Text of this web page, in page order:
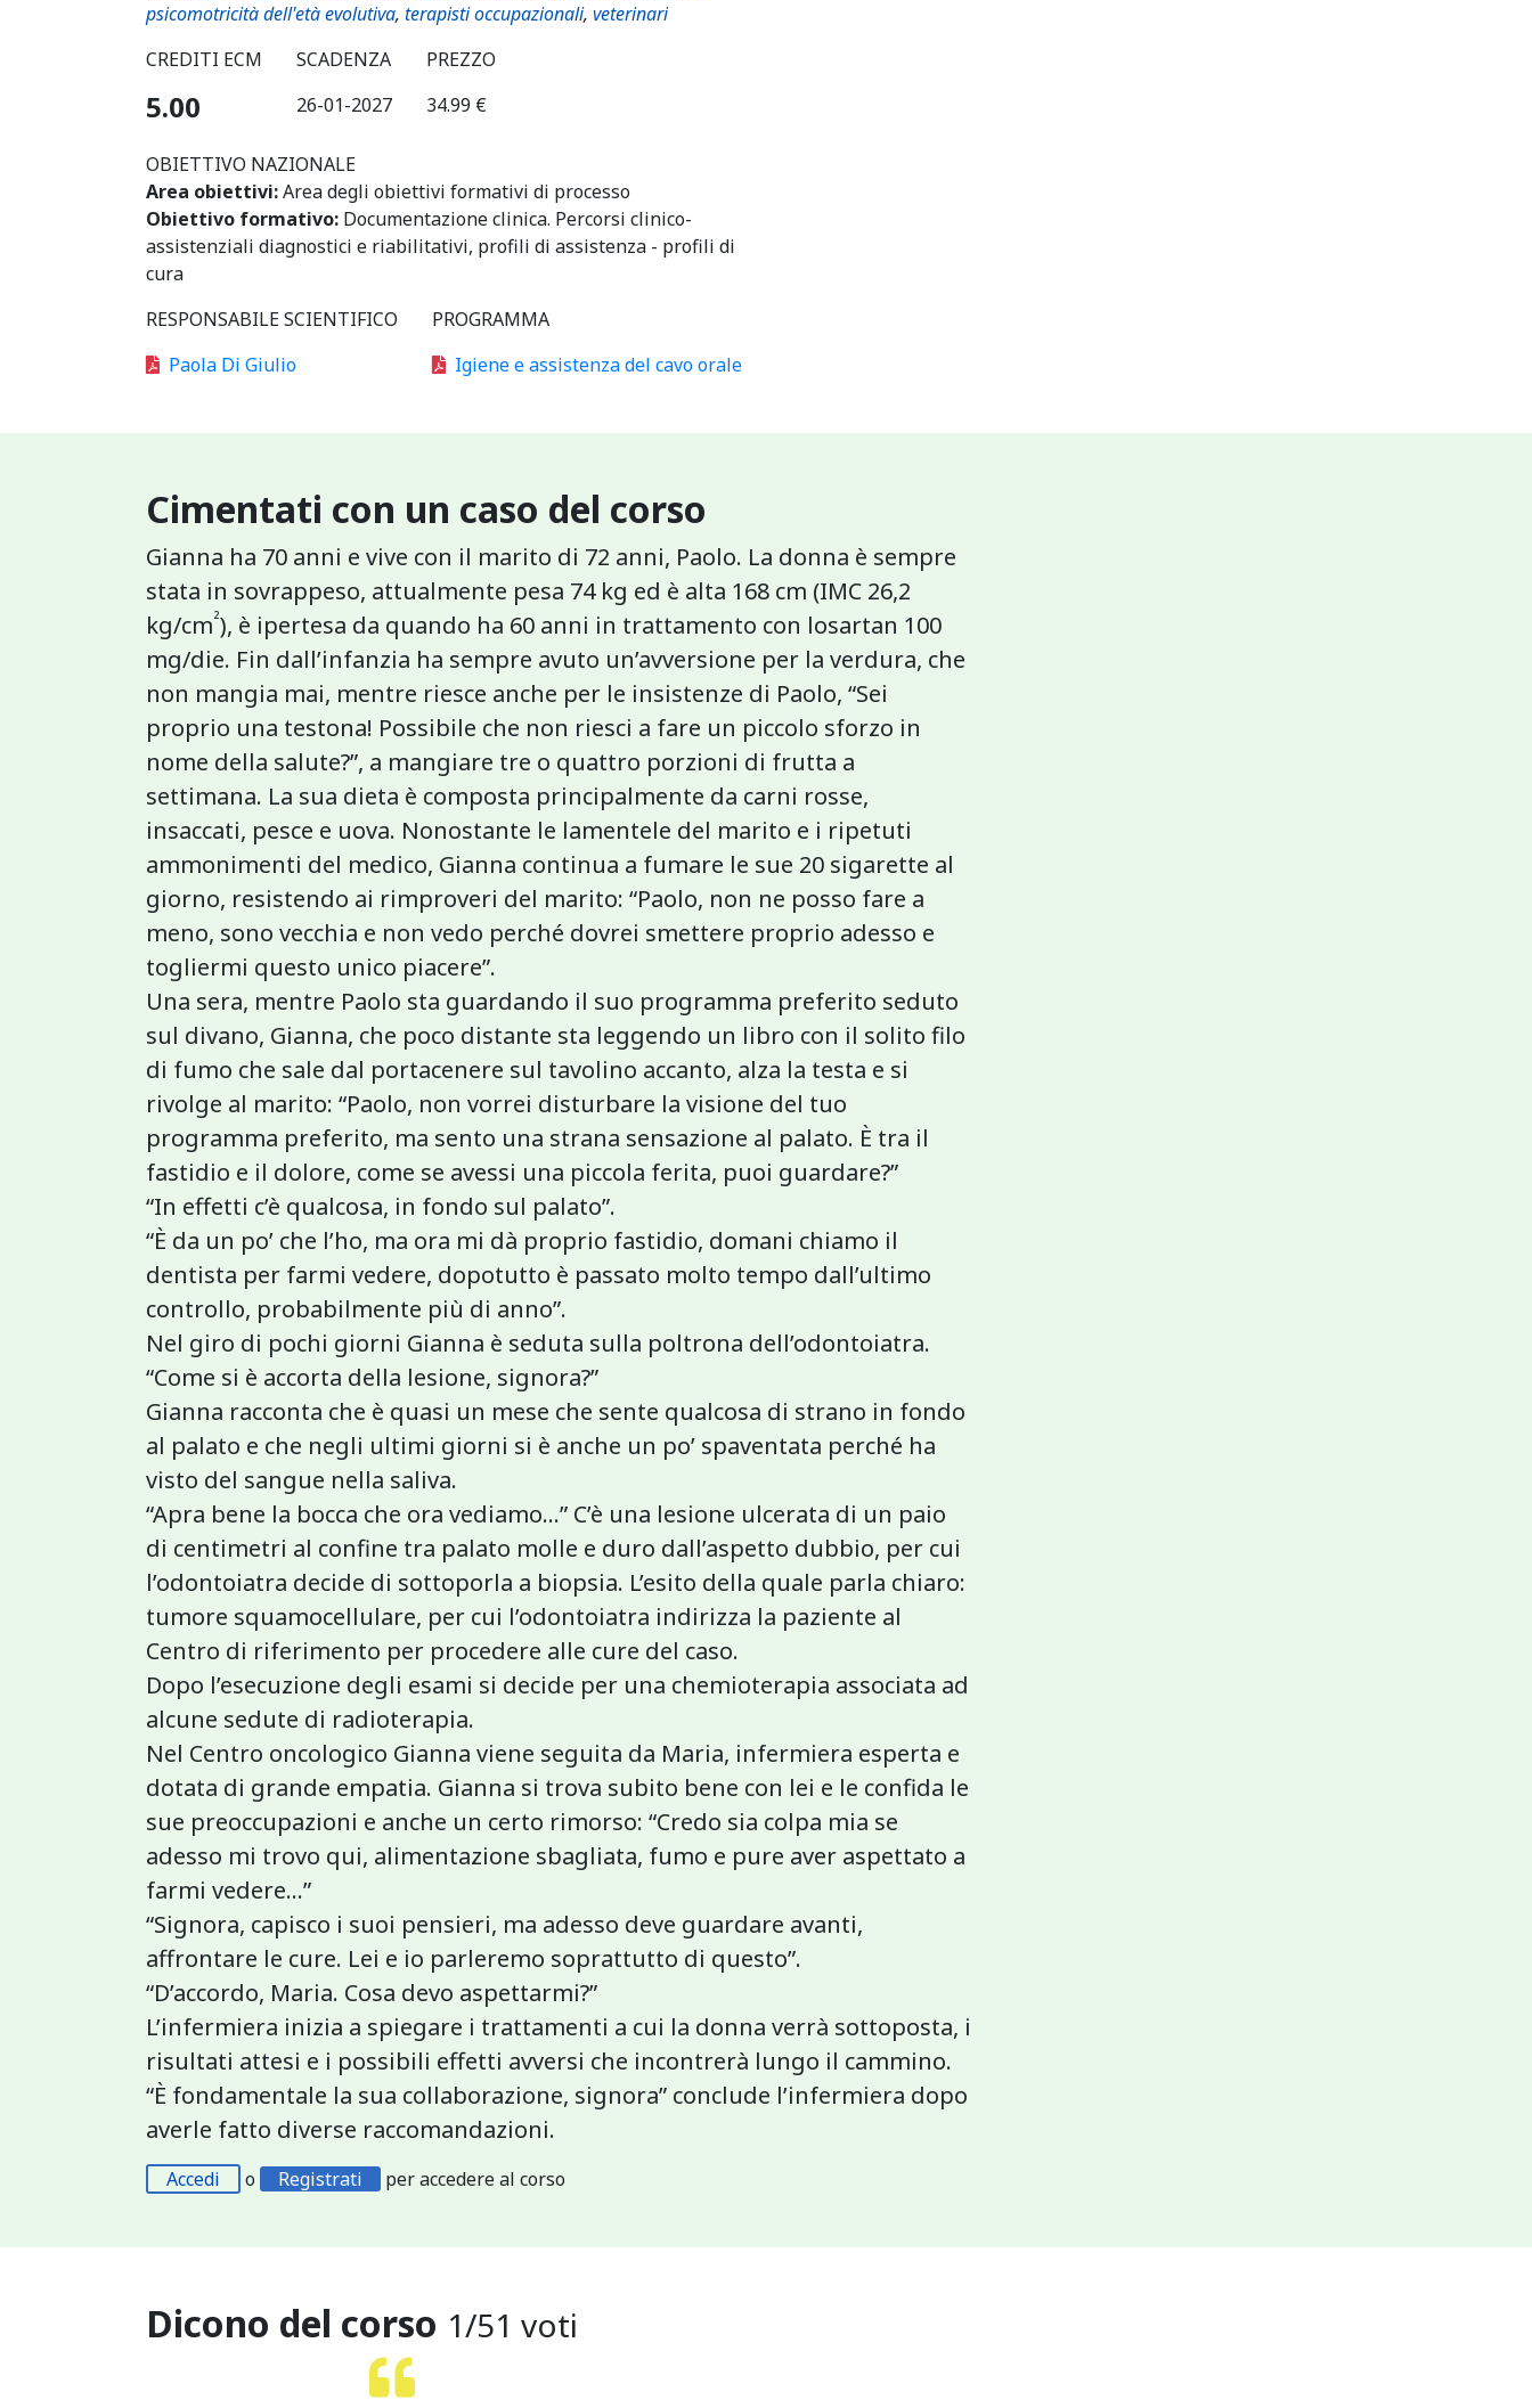
psicomotricità dell'età evolutiva, terapisti occupazionali, veterinari
CREDITI ECM
5.00
SCADENZA
26-01-2027
PREZZO
34.99 €
OBIETTIVO NAZIONALE
Area obiettivi:Area degli obiettivi formativi di processo
Obiettivo formativo: Documentazione clinica. Percorsi clinico-
assistenziali diagnostici e riabilitativi, profili di assistenza - profili di
cura
RESPONSABILE SCIENTIFICO
Paola Di Giulio
PROGRAMMA
Igiene e assistenza del cavo orale
Cimentati con un caso del corso
Gianna ha 70 anni e vive con il marito di 72 anni, Paolo. La donna è sempre
stata in sovrappeso, attualmente pesa 74 kg ed è alta 168 cm (IMC 26,2
kg/cm²), è ipertesa da quando ha 60 anni in trattamento con losartan 100
mg/die. Fin dall’infanzia ha sempre avuto un’avversione per la verdura, che
non mangia mai, mentre riesce anche per le insistenze di Paolo, “Sei
proprio una testona! Possibile che non riesci a fare un piccolo sforzo in
nome della salute?”, a mangiare tre o quattro porzioni di frutta a
settimana. La sua dieta è composta principalmente da carni rosse,
insaccati, pesce e uova. Nonostante le lamentele del marito e i ripetuti
ammonimenti del medico, Gianna continua a fumare le sue 20 sigarette al
giorno, resistendo ai rimproveri del marito: “Paolo, non ne posso fare a
meno, sono vecchia e non vedo perché dovrei smettere proprio adesso e
togliermi questo unico piacere”.
Una sera, mentre Paolo sta guardando il suo programma preferito seduto
sul divano, Gianna, che poco distante sta leggendo un libro con il solito filo
di fumo che sale dal portacenere sul tavolino accanto, alza la testa e si
rivolge al marito: “Paolo, non vorrei disturbare la visione del tuo
programma preferito, ma sento una strana sensazione al palato. È tra il
fastidio e il dolore, come se avessi una piccola ferita, puoi guardare?”
“In effetti c’è qualcosa, in fondo sul palato”.
“È da un po’ che l’ho, ma ora mi dà proprio fastidio, domani chiamo il
dentista per farmi vedere, dopotutto è passato molto tempo dall’ultimo
controllo, probabilmente più di anno”.
Nel giro di pochi giorni Gianna è seduta sulla poltrona dell’odontoiatra.
“Come si è accorta della lesione, signora?”
Gianna racconta che è quasi un mese che sente qualcosa di strano in fondo
al palato e che negli ultimi giorni si è anche un po’ spaventata perché ha
visto del sangue nella saliva.
“Apra bene la bocca che ora vediamo…” C’è una lesione ulcerata di un paio
di centimetri al confine tra palato molle e duro dall’aspetto dubbio, per cui
l’odontoiatra decide di sottoporla a biopsia. L’esito della quale parla chiaro:
tumore squamocellulare, per cui l’odontoiatra indirizza la paziente al
Centro di riferimento per procedere alle cure del caso.
Dopo l’esecuzione degli esami si decide per una chemioterapia associata ad
alcune sedute di radioterapia.
Nel Centro oncologico Gianna viene seguita da Maria, infermiera esperta e
dotata di grande empatia. Gianna si trova subito bene con lei e le confida le
sue preoccupazioni e anche un certo rimorso: “Credo sia colpa mia se
adesso mi trovo qui, alimentazione sbagliata, fumo e pure aver aspettato a
farmi vedere…”
“Signora, capisco i suoi pensieri, ma adesso deve guardare avanti,
affrontare le cure. Lei e io parleremo soprattutto di questo”.
“D’accordo, Maria. Cosa devo aspettarmi?”
L’infermiera inizia a spiegare i trattamenti a cui la donna verrà sottoposta, i
risultati attesi e i possibili effetti avversi che incontrerà lungo il cammino.
“È fondamentale la sua collaborazione, signora” conclude l’infermiera dopo
averle fatto diverse raccomandazioni.
Accedi o Registrati per accedere al corso
Dicono del corso 1/51 voti